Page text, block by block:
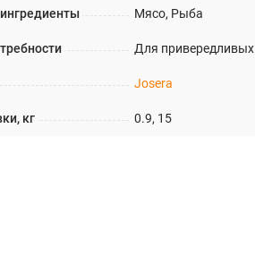
Мясо, Рыба
Для привередливых
Josera
кг 0.9, 15